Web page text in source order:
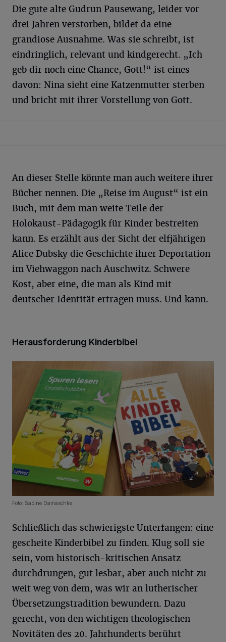
Die gute alte Gudrun Pausewang, leider vor
drei Jahren verstorben, bildet da eine
grandiose Ausnahme. Was sie schreibt, ist
eindringlich, relevant und kindgerecht. „Ich
geb dir noch eine Chance, Gott!“ ist eines
davon: Nina sieht eine Katzenmutter sterben
und bricht mit ihrer Vorstellung von Gott.
An dieser Stelle könnte man auch weitere ihrer
Bücher nennen. Die „Reise im August“ ist ein
Buch, mit dem man weite Teile der
Holokaust-Pädagogik für Kinder bestreiten
kann. Es erzählt aus der Sicht der elfjährigen
Alice Dubsky die Geschichte ihrer Deportation
im Viehwaggon nach Auschwitz. Schwere
Kost, aber eine, die man als Kind mit
deutscher Identität ertragen muss. Und kann.
Herausforderung Kinderbibel
Foto: Sabine Damaschke
Schließlich das schwierigste Unterfangen: eine
gescheite Kinderbibel zu finden. Klug soll sie
sein, vom historisch-kritischen Ansatz
durchdrungen, gut lesbar, aber auch nicht zu
weit weg von dem, was wir an lutherischer
Übersetzungstradition bewundern. Dazu
gerecht, von den wichtigen theologischen
Novitäten des 20. Jahrhunderts berührt